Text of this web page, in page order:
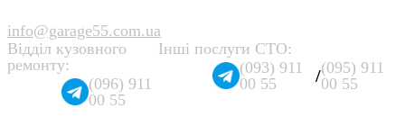
info@garage55.com.ua
Відділ кузовного
ремонту:
(096) 911
00 55
Інші послуги СТО:
(093) 911
00 55
/(095) 911
00 55